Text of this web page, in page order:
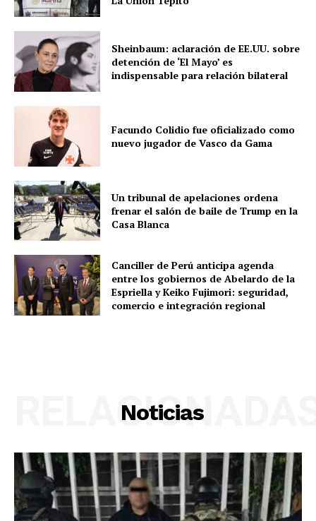
Sheinbaum: aclaración de EE.UU. sobre
detención de ‘El Mayo’ es
indispensable para relación bilateral
Facundo Colidio fue oficializado como
nuevo jugador de Vasco da Gama
Un tribunal de apelaciones ordena
frenar el salón de baile de Trump en la
Casa Blanca
Canciller de Perú anticipa agenda
entre los gobiernos de Abelardo de la
Espriella y Keiko Fujimori: seguridad,
comercio e integración regional
Noticias